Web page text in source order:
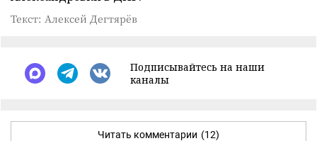
Текст: Алексей Дегтярёв
Подписывайтесь на наши
каналы
Читать комментарии (12)